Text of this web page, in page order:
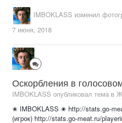
IMBOKLASS изменил
7 июня, 2018
Оскорбления в
IMBOKLASS опубликовал тема в
✬ IMBOKLASS ✬ http://stats.go-
(игрок) http://stats.go-meat.ru/